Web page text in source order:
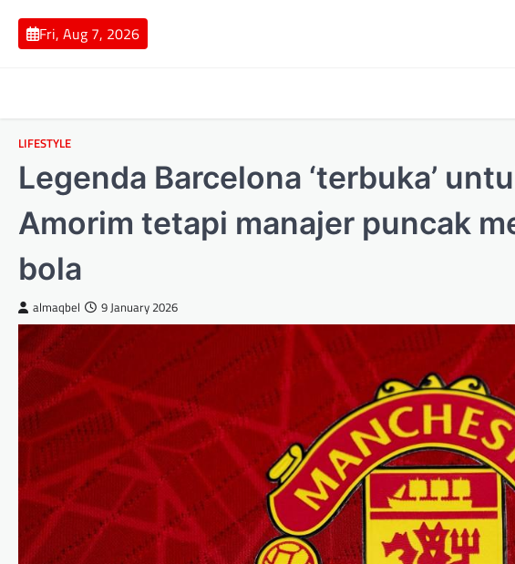
content
Fri, Aug 7, 2026
LIFESTYLE
Legenda Barcelona ‘terbuka’
Amorim tetapi manajer puncak
bola
almaqbel 9 January 2026